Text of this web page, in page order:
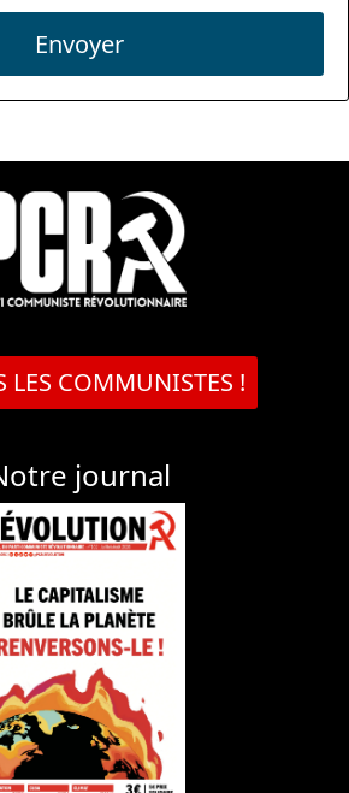
Envoyer
LES COMMUNISTES !
journal